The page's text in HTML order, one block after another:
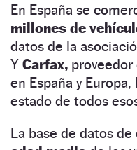
En España se
millones de
datos de la
Y Carfax,
en España y
estado de todos
La base de datos